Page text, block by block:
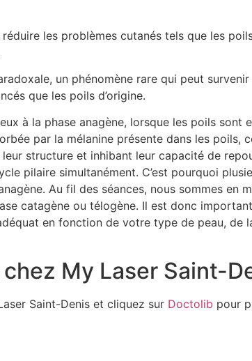
les problèmes cutanés tels que les
un phénomène rare qui peut
que les poils d’origine.
à la phase anagène, lorsque les poils sont
par la mélanine présente dans les poils,
structure et inhibant leur capacité de
pilaire simultanément. C’est pourquoi
Au fil des séances, nous sommes en
catagène ou télogène. Il est donc
en fonction de votre type de peau, de
My Laser Saint-
Saint-Denis et cliquez sur Doctolib pour